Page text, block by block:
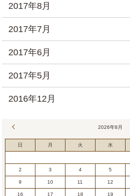
2017年8月
2017年7月
2017年6月
2017年5月
2016年12月
2026年8月
日 月 火 水
2 3 4 5
9 10 11 12
16 17 18 19